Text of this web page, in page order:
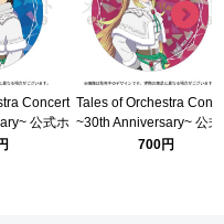
Concert
公式ホ
(エクシリ
Tales of Orchestra
~30th Anniversary~ 公
ログラム缶バッジ(エク
700円